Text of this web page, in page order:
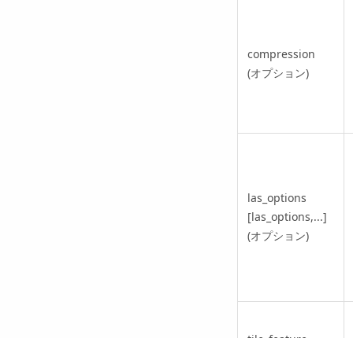
compression
(オプション)
las_options
[las_options,...]
(オプション)